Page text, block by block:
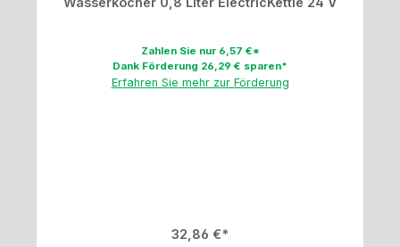
Zahlen Sie nur 6,57 €*
Dank Förderung 26,29 € sparen*
Erfahren Sie mehr zur Förderung
Regulärer Preis:
32,86 €